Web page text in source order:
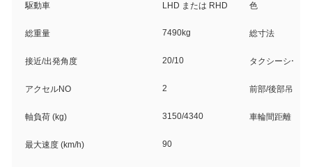
駆動車 LHD または RHD 色
総重量 7490kg 総寸法
接近/出発角度 20/10 タクシーシート
アクセルNO 2 前部/後部吊り
軸負荷 (kg) 3150/4340 車輪間距離
最大速度 (km/h) 90